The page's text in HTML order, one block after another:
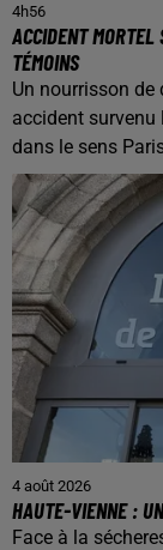
4h56
ACCIDENT
TÉMOINS
Un nourrisson de
accident survenu
dans le sens
4 août 2026
HAUTE-VIENNE :
Face à la